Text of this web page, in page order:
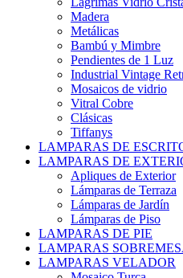
Madera
Metálicas
Bambú y Mimbre
Pendientes de 1 Luz
Industrial Vintage
Mosaicos de vidrio
Vitral Cobre
Clásicas
Tiffanys
LAMPARAS DE
LAMPARAS DE
Apliques de Exterior
Lámparas de Terraza
Lámparas de Jardín
Lámparas de Piso
LAMPARAS DE PIE
LAMPARAS
LAMPARAS VELADOR